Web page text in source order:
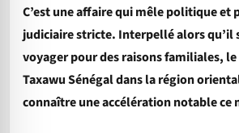
C’est une affaire qui mêle politique et
judiciaire stricte. Interpellé alors qu’il
voyager pour des raisons familiales,
Taxawu Sénégal dans la région
connaître une accélération notable ce